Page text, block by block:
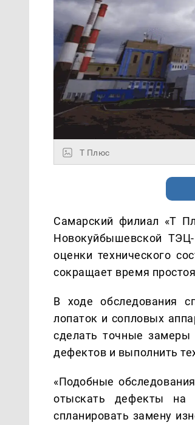
Т Плюс
Самарский филиал «Т
Новокуйбышевской
оценки технического
сокращает время
В ходе обследования
лопаток и сопловых
сделать точные
дефектов и выполнить
«Подобные
отыскать дефекты на
спланировать замену